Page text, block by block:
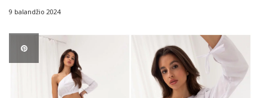
9 balandžio 2024